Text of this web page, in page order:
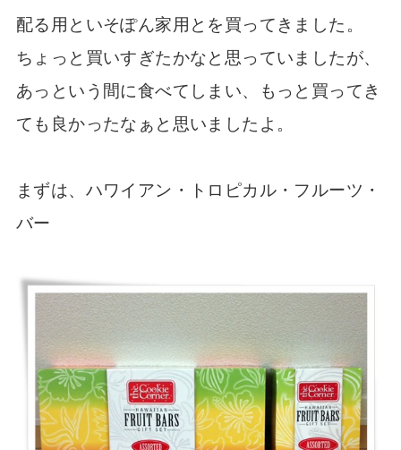
配る用といそぽん家用とを買ってきました。
ちょっと買いすぎたかなと思っていましたが、
あっという間に食べてしまい、もっと買ってき
ても良かったなぁと思いましたよ。
まずは、ハワイアン・トロピカル・フルーツ・
バー